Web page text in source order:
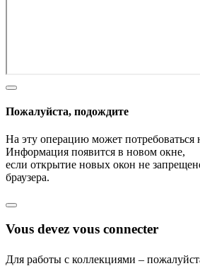
Пожалуйста, подождите
На эту операцию может потребоваться
Информация появится в новом окне,
если открытие новых окон не
браузера.
Vous devez vous connecter
Для работы с коллекциями –